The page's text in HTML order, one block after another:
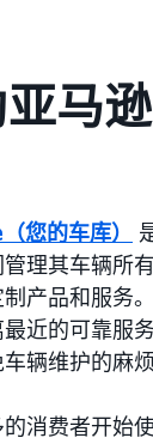
亚马
您的车库）
理其车辆所
产品和服务
近的可靠服
辆维护的麻烦
消费者开始